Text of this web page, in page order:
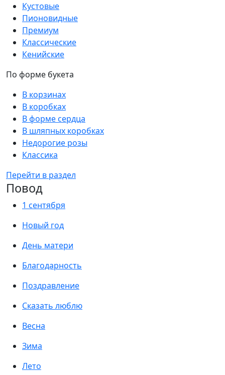
Кустовые
Пионовидные
Премиум
Классические
Кенийские
По форме букета
В корзинах
В коробках
В форме сердца
В шляпных коробках
Недорогие розы
Классика
Перейти в раздел
Повод
1 сентября
Новый год
День матери
Благодарность
Поздравление
Сказать люблю
Весна
Зима
Лето